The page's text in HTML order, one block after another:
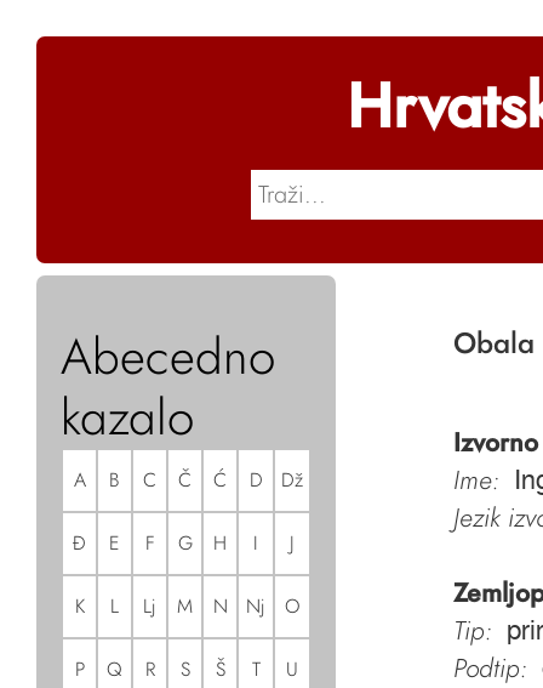
Abecedno
kazalo
A B C Č Ć D Dž
Đ E F G H I J
K L Lj M N Nj O
P Q R S Š T U
Obala
Ime:
Jezik
Tip:
Podtip: